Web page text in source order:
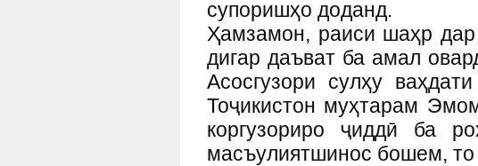
супоришҳо доданд.
Ҳамзамон, раиси шаҳр
дигар даъват ба амал
Асосгузори сулҳу
Тоҷикистон муҳтарам
коргузориро ҷиддӣ ба
масъулиятшинос бошем, то